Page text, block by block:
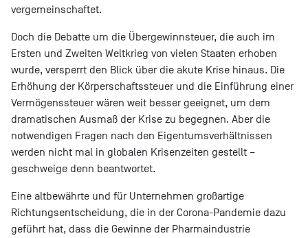
vergemeinschaftet.
Doch die Debatte um die Übergewinnsteuer, die auch im
Ersten und Zweiten Weltkrieg von vielen Staaten erhoben
wurde, versperrt den Blick über die akute Krise hinaus. Die
Erhöhung der Körperschaftssteuer und die Einführung einer
Vermögenssteuer wären weit besser geeignet, um dem
dramatischen Ausmaß der Krise zu begegnen. Aber die
notwendigen Fragen nach den Eigentumsverhältnissen
werden nicht mal in globalen Krisenzeiten gestellt –
geschweige denn beantwortet.
Eine altbewährte und für Unternehmen großartige
Richtungsentscheidung, die in der Corona-Pandemie dazu
geführt hat, dass die Gewinne der Pharmaindustrie